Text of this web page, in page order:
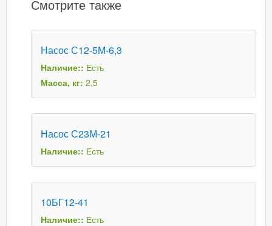
Смотрите также
Насос С12-5М-6,3
Наличие:: Есть
Масса, кг: 2,5
Насос С23М-21
Наличие:: Есть
10БГ12-41
Наличие:: Есть